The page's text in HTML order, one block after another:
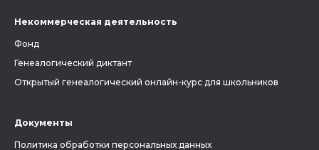
Некоммерческая деятельность
Фонд
Генеалогический диктант
Открытый генеалогический онлайн-курс для школьников
Документы
Политика обработки персональных данных